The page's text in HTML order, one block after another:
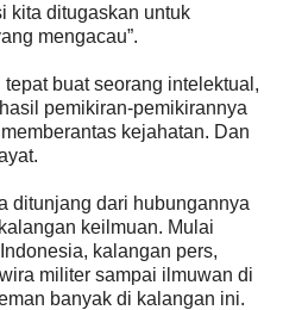
kita ditugaskan untuk
mengacau”.
buat seorang intelektual,
pemikiran-pemikirannya
kejahatan. Dan
ditunjang dari hubungannya
keilmuan. Mulai
kalangan pers,
militer sampai ilmuwan di
banyak di kalangan ini.